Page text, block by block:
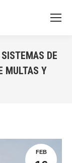
DE
MULTAS Y
FEB